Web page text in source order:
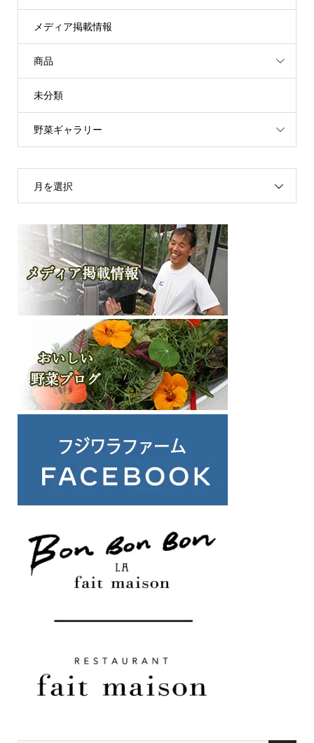
メディア掲載情報
商品
未分類
野菜ギャラリー
月を選択